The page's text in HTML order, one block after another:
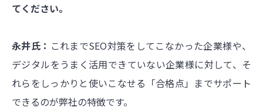
てください。
永井氏： これまでSEO対策をしてこなかった企業様や、
デジタルをうまく活用できていない企業様に対して、そ
れらをしっかりと使いこなせる「合格点」までサポート
できるのが弊社の特徴です。